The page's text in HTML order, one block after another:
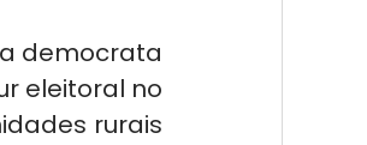
democrata
eleitoral no
rurais